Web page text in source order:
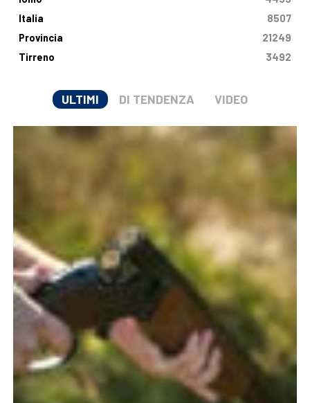
Italia
8507
Provincia
21249
Tirreno
3492
ULTIMI DI TENDENZA VIDEO